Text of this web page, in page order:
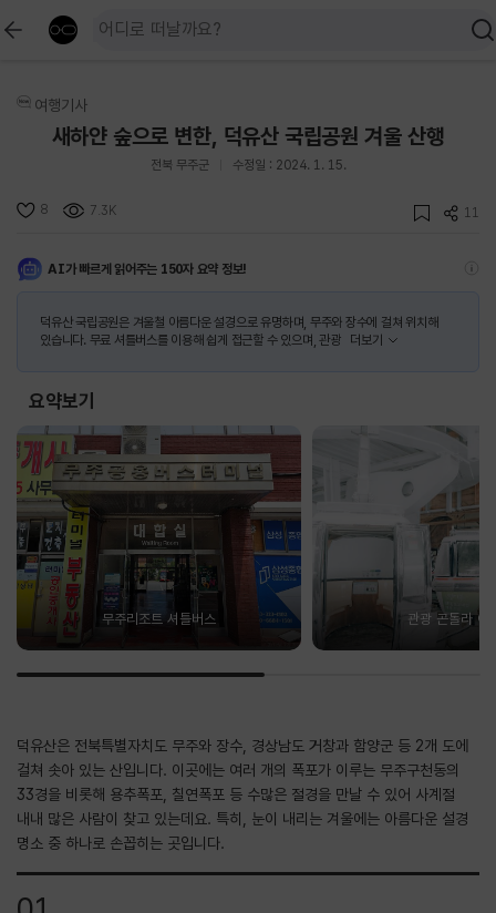
여행기사
새하얀 숲으로 변한, 덕유산 국립공원 겨울 산행
전북 무주군 수정일 : 2024. 1. 15.
8 7.3K 11
AI가 빠르게 읽어주는 150자 요약 정보!
덕유산 국립공원은 겨울철 아름다운 설경으로 유명하며, 무주와 장수에 걸쳐 위치해
있습니다. 무료 셔틀버스를 이용해 쉽게 접근할 수 있으며, 관광
더보기
요약보기
무주리조트 셔틀버스 관광 곤돌라 이
덕유산은 전북특별자치도 무주와 장수, 경상남도 거창과 함양군 등 2개 도에
걸쳐 솟아 있는 산입니다. 이곳에는 여러 개의 폭포가 이루는 무주구천동의
33경을 비롯해 용추폭포, 칠연폭포 등 수많은 절경을 만날 수 있어 사계절
내내 많은 사람이 찾고 있는데요. 특히, 눈이 내리는 겨울에는 아름다운 설경
명소 중 하나로 손꼽히는 곳입니다.